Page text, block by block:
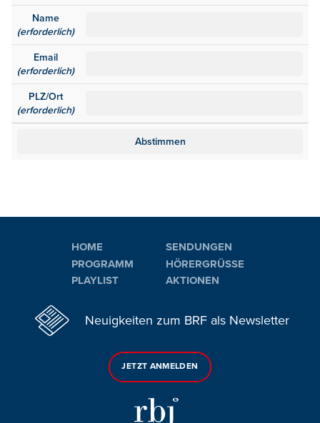
Name
(erforderlich)
Email
(erforderlich)
PLZ/Ort
(erforderlich)
HOME
PROGRAMM
PLAYLIST
SENDUNGEN
HÖRERGRÜSSE
AKTIONEN
Neuigkeiten zum BRF als Newsletter
JETZT ANMELDEN